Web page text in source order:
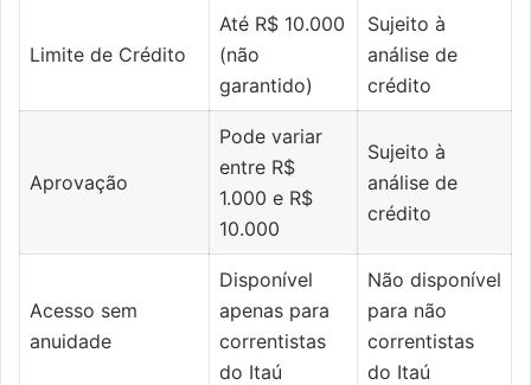
Limite de Crédito
Até R$ 10.000
(não
garantido)
Sujeito à
análise de
crédito
Aprovação
Pode variar
entre R$
1.000 e R$
10.000
Sujeito à
análise de
crédito
Acesso sem
anuidade
Disponível
apenas para
correntistas
do Itaú
Não disponível
para não
correntistas
do Itaú